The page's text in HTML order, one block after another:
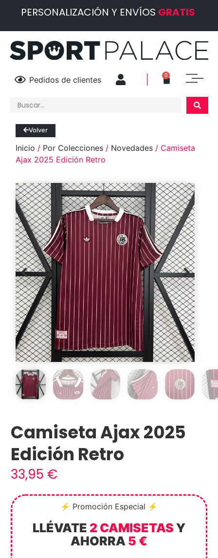
PERSONALIZACIÓN Y ENVÍOS GRATIS
Pedidos de clientes 0
Camiseta Ajax 2025
Edición Retro
33,95 €
⚡ Promoción Especial ⚡
LLÉVATE 2 CAMISETAS Y
AHORRA 5 €
Volver
Inicio / Por Colecciones / Novedades / Camiseta
Ajax 2025 Edición Retro